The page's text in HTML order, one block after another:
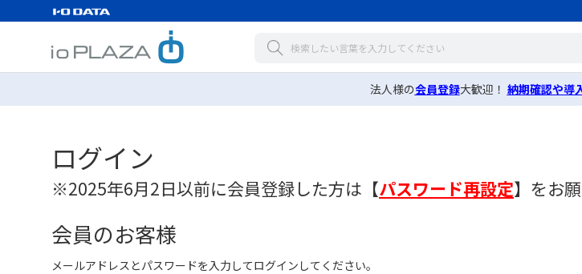
法人様の会員登録大歓迎！ 納期確認や導
ログイン
※2025年6月2日以前に会員登録した方は 【パスワード再設定】 をお
会員のお客様
メールアドレスとパスワードを入力してログインしてください。